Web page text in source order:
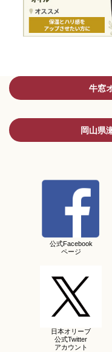
牛窓
岡山県
公式Facebook
ページ
日本オリーブ
公式Twitter
アカウント